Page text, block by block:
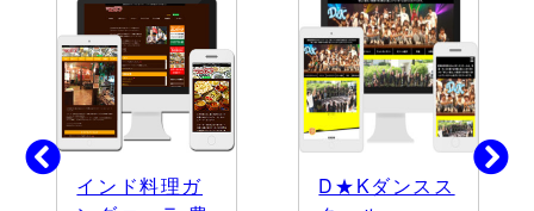
インド料理ガ
D★Kダンスス